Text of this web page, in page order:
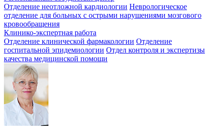
Отделение неотложной кардиологии Неврологическое
отделение для больных с острыми нарушениями мозгового
кровообращения
Клинико-экспертная работа
Отделение клинической фармакологии Отделение
госпитальной эпидемиологии Отдел контроля и экспертизы
качества медицинской помощи